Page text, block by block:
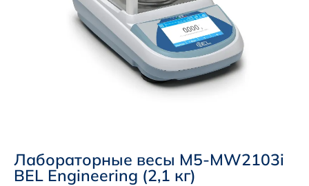
Лабораторные весы M5-MW2103i
BEL Engineering (2,1 кг)